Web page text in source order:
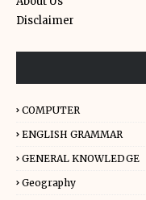
Disclaimer
COMPUTER
ENGLISH GRAMMAR
GENERAL KNOWLEDGE
Geography